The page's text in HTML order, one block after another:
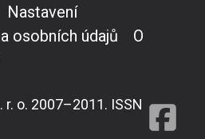
Nastavení
osobních údajů
O
o. 2007–2011. ISSN